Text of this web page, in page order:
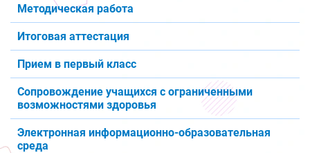
Методическая работа
Итоговая аттестация
Прием в первый класс
Сопровождение учащихся с ограниченными
возможностями здоровья
Электронная информационно-образовательная
среда